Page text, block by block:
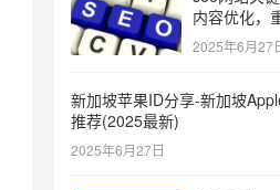
内容优化，
键词
2025年6月27
新加坡苹果ID分享-新加坡
推荐(2025最新)
2025年6月27日